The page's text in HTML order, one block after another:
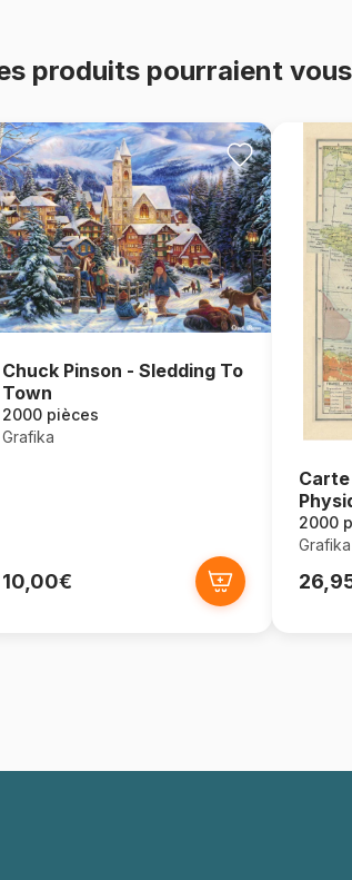
produits pourraient
Chuck Pinson - Sledding To
Town
2000 pièces
Grafika
10,00€
2000
Grafika